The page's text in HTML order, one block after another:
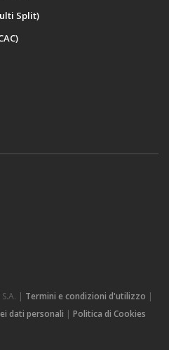
Split)
| Termini e condizioni d'utilizzo |
dati personali | Politica di Cookies